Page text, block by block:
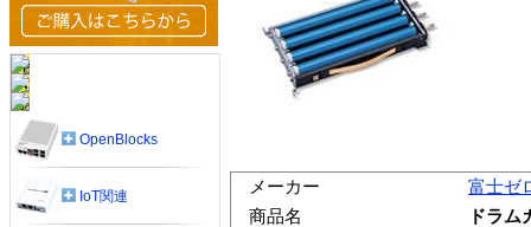
メーカー
富士ゼ
商品名
ドラム
OpenBlocks
IoT関連